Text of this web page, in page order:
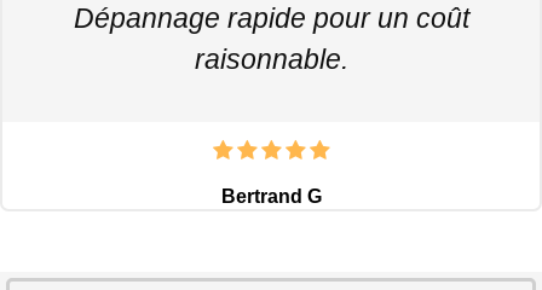
Dépannage rapide pour un coût
raisonnable.
Bertrand G